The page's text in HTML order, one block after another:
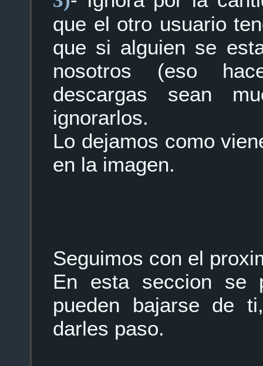
que el otro usuario
que si alguien se
nosotros (eso
descargas sean
ignorarlos.
Lo dejamos como
en la imagen.
Seguimos con el
En esta seccion se
pueden bajarse de
darles paso.